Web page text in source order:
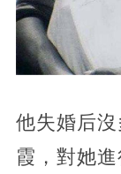
他失婚后
霞，對她